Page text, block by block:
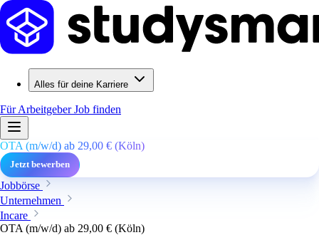
Alles für deine Karriere
Für ArbeitgeberJob finden
OTA (m/w/d) ab 29,00 € (Köln)
Jetzt bewerben
Jobbörse
Unternehmen
Incare
OTA (m/w/d) ab 29,00 € (Köln)